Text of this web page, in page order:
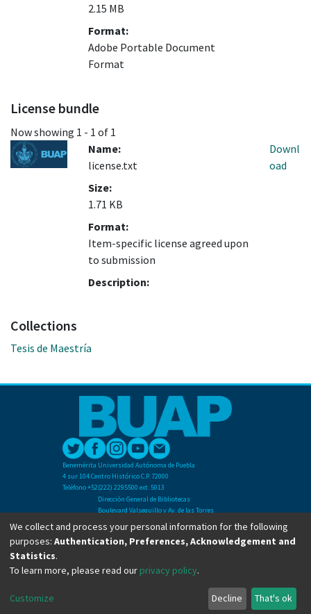
2.15 MB
Format:
Adobe Portable Document
Format
License bundle
Now showing 1 - 1 of 1
Name:
license.txt
Size:
1.71 KB
Format:
Item-specific license agreed upon
to submission
Description:
Downl
oad
Collections
Tesis de Maestría
Benemérita Universidad Autónoma de Puebla
4 sur 104 Centro Histórico C.P. 72000
Teléfono +52(222) 2295500 ext. 5013
Dirección General de Bibliotecas
Boulevard Valsequillo y Av. de las Torres
Ciudad Universitaria. Col. San Manuel
C.P. 72570
Teléfono +52 (222) 2295500 Ext 2901
Copyright © Dirección General de Bibliotecas - BUAP 2024. All right reserved.
We collect and process your personal information for the following
purposes: Authentication, Preferences, Acknowledgement and
Statistics.
To learn more, please read our privacy policy.
Customize Decline That's ok